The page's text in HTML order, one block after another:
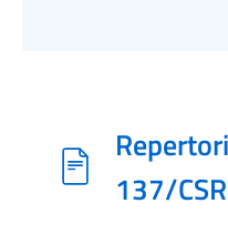
137/CSR